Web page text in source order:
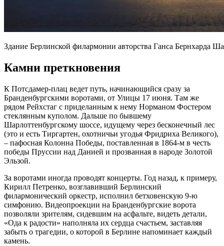
Здание Берлинской филармонии авторства Ганса
Камни преткновения
К Потсдамер-плац ведет путь, начинающийся сразу за
Бранденбургскими воротами, от Улицы 17 июня. Там же
рядом Рейхстаг с приделанным к нему Норманом Фостером
стеклянным куполом. Дальше по бывшему
Шарлоттенбургскому шоссе, идущему через бесконечный лес
(это и есть Тиргартен, охотничьи угодья Фридриха Великого),
– пафосная Колонна Победы, поставленная в 1864-м в честь
победы Пруссии над Данией и прозванная в народе Золотой
Эльзой.
За воротами иногда проводят концерты. Год назад, к примеру,
Кирилл Петренко, возглавивший Берлинский
филармонический оркестр, исполнил бетховенскую 9-ю
симфонию. Видеопроекции на Бранденбургские ворота
позволяли зрителям, сидевшим на асфальте, видеть детали,
«Ода к радости» наполняла их сердца счастьем, заставляя
забыть о трагедии, о которой в Берлине напоминает каждый
камень.